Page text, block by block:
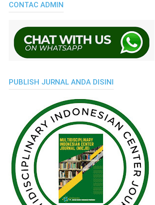
CONTAC ADMIN
PUBLISH JURNAL ANDA DISINI